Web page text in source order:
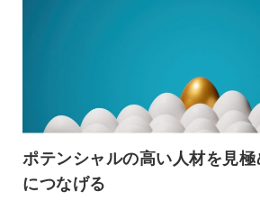
ポテンシャルの高い人材を見
につなげる